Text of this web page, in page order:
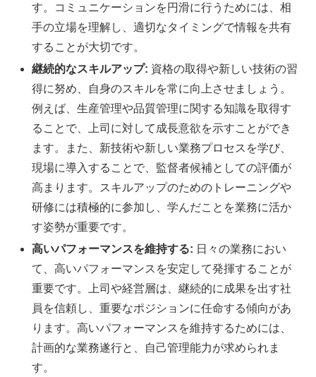
す。コミュニケーションを円滑に行うためには、相
手の立場を理解し、適切なタイミングで情報を共有
することが大切です。
継続的なスキルアップ: 資格の取得や新しい技術の習
得に努め、自身のスキルを常に向上させましょう。
例えば、生産管理や品質管理に関する知識を取得す
ることで、上司に対して成長意欲を示すことができ
ます。また、新技術や新しい業務プロセスを学び、
現場に導入することで、監督者候補としての評価が
高まります。スキルアップのためのトレーニングや
研修には積極的に参加し、学んだことを業務に活か
す姿勢が重要です。
高いパフォーマンスを維持する: 日々の業務におい
て、高いパフォーマンスを安定して発揮することが
重要です。上司や経営層は、継続的に成果を出す社
員を信頼し、重要なポジションに任命する傾向があ
ります。高いパフォーマンスを維持するためには、
計画的な業務遂行と、自己管理能力が求められま
す。